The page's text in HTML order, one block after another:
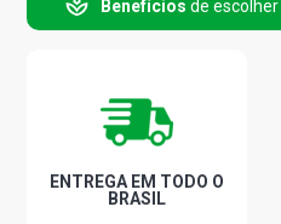
VERSAILLES GHIA SEDAN
VERSAILLES GHIA I SEDAN
Benefícios de escolher
ENTREGA EM TODO O
BRASIL